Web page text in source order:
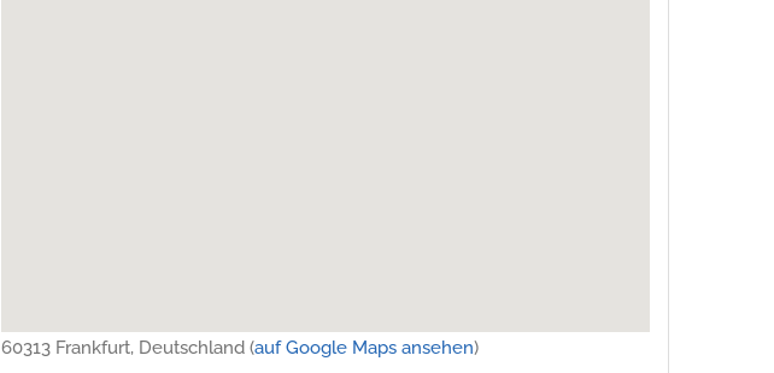
60313 Frankfurt, Deutschland (auf Google Maps ansehen)